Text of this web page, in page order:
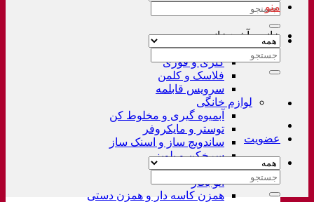
جستجو
خانه و آشپزخانه
لوازم خانگی غیر برقی
کتری و قوری
فلاسک و کلمن
سرویس قابلمه
لوازم خانگی
آبمیوه گیری و مخلوط کن
توستر و مایکروفر
ساندویچ ساز و اسنک ساز
سرخکن و پلوپز
غذاساز
اتو بخار
همزن کاسه دار و همزن دستی
منو
جستجو
عضویت
جستجو